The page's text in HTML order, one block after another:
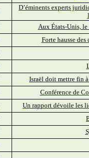
D’éminents experts
Aux États-Unis, le
Forte hausse
Israël doit mettre fin
Conférence de
Un rapport dévoile les